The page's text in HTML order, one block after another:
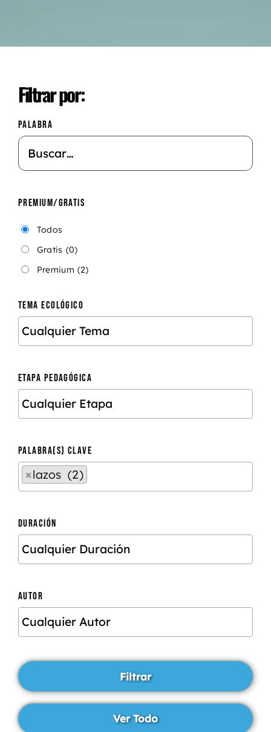
Filtrar por:
PALABRA
PREMIUM/GRATIS
Todos
Gratis (0)
Premium (2)
TEMA ECOLÓGICO
ETAPA PEDAGÓGICA
PALABRA(S) CLAVE
×lazos (2)
DURACIÓN
AUTOR